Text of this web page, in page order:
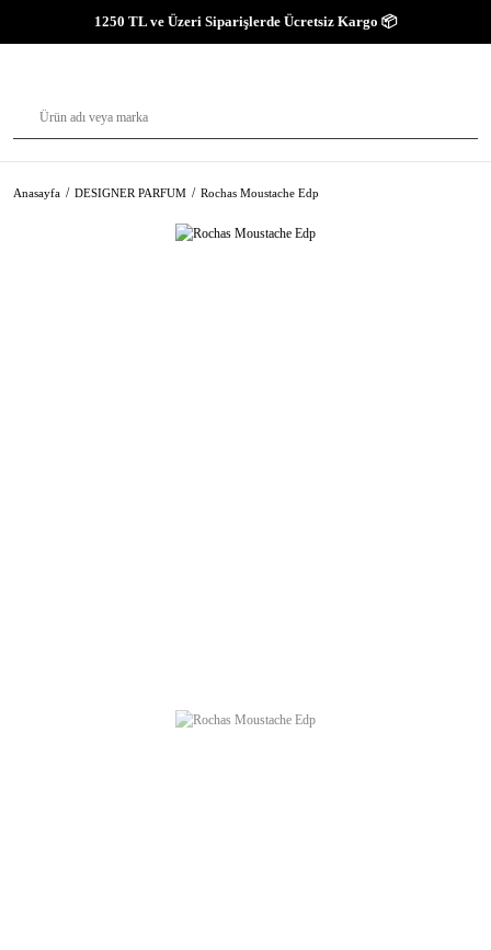
1250 TL ve Üzeri Siparişlerde Ücretsiz Kargo 📦
Anasayfa DESIGNER PARFUM Rochas Moustache Edp